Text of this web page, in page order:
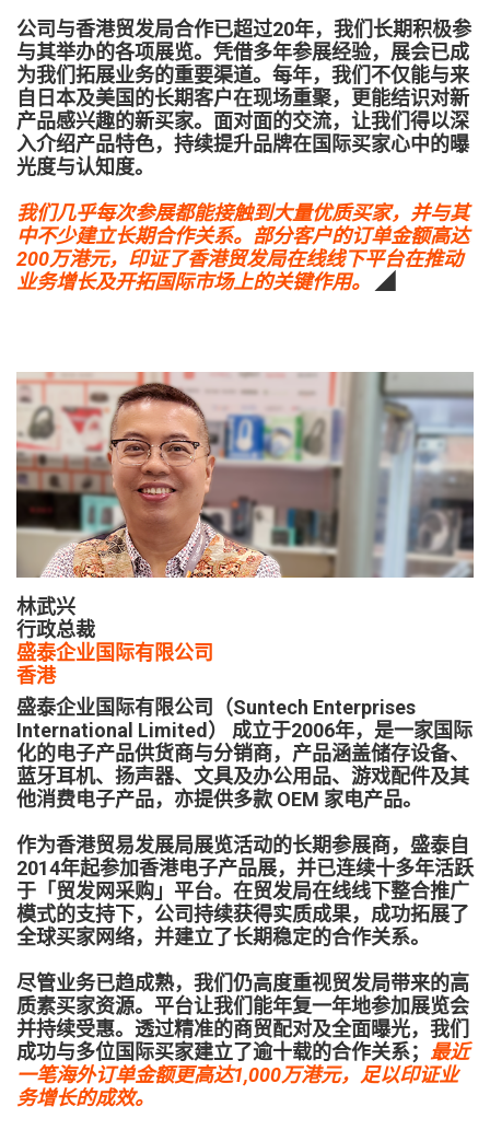
公司与香港贸发局合作已超过20年，我们长期积极参
与其举办的各项展览。凭借多年参展经验，展会已成
为我们拓展业务的重要渠道。每年，我们不仅能与来
自日本及美国的长期客户在现场重聚，更能结识对新
产品感兴趣的新买家。面对面的交流，让我们得以深
入介绍产品特色，持续提升品牌在国际买家心中的曝
光度与认知度。
我们几乎每次参展都能接触到大量优质买家，并与其
中不少建立长期合作关系。部分客户的订单金额高达
200万港元，印证了香港贸发局在线线下平台在推动
业务增长及开拓国际市场上的关键作用。
◢
林武兴
行政总裁
盛泰企业国际有限公司
香港
盛泰企业国际有限公司（Suntech Enterprises
International Limited） 成立于2006年，是一家国际
化的电子产品供货商与分销商，产品涵盖储存设备、
蓝牙耳机、扬声器、文具及办公用品、游戏配件及其
他消费电子产品，亦提供多款 OEM 家电产品。
作为香港贸易发展局展览活动的长期参展商，盛泰自
2014年起参加香港电子产品展，并已连续十多年活跃
于「贸发网采购」平台。在贸发局在线线下整合推广
模式的支持下，公司持续获得实质成果，成功拓展了
全球买家网络，并建立了长期稳定的合作关系。
尽管业务已趋成熟，我们仍高度重视贸发局带来的高
质素买家资源。平台让我们能年复一年地参加展览会
并持续受惠。透过精准的商贸配对及全面曝光，我们
成功与多位国际买家建立了逾十载的合作关系； 最近
一笔海外订单金额更高达1,000万港元，足以印证业
务增长的成效。